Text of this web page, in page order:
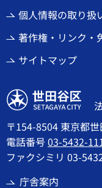
個人情報の取り扱
著作権・リンク・
サイトマップ
世田谷区
〒154-8504 東京都
電話番号03-5432-
ファクシミリ 03-
庁舎案内